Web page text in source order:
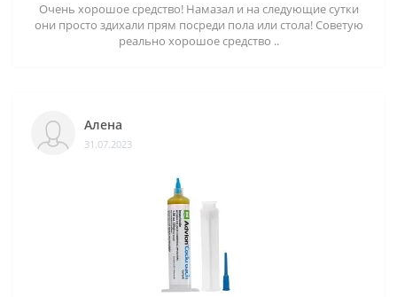
Очень хорошое средство! Намазал и на следующие сутки
они просто здихали прям посреди пола или стола! Советую
реально хорошое средство ..
Алена
31.07.2023